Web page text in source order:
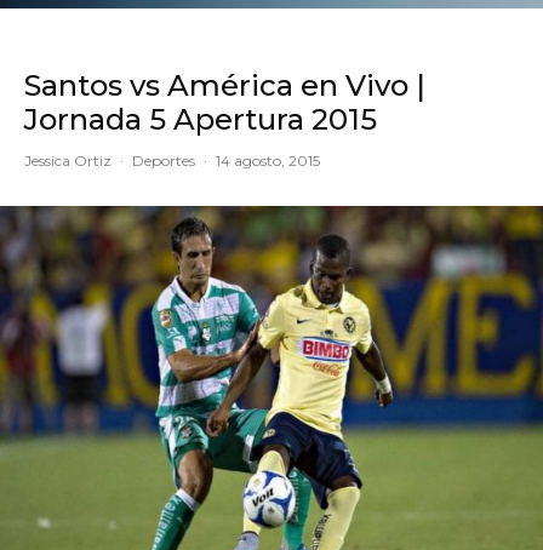
Santos vs América en Vivo |
Jornada 5 Apertura 2015
Jessica Ortiz · Deportes · 14 agosto, 2015